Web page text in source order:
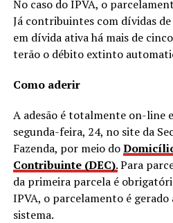
No caso do IPVA, o
Já contribuintes com dívidas
em dívida ativa há mais de
terão o débito extinto
Como aderir
A adesão é totalmente on-line
segunda-feira, 24, no site da
Fazenda, por meio do
Contribuinte (DEC).Para
da primeira parcela é
IPVA, o parcelamento é
sistema.